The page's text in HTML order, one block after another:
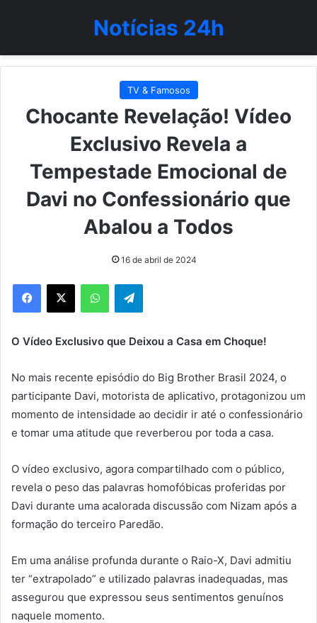
Notícias 24h
TV & Famosos
Chocante Revelação! Vídeo
Exclusivo Revela a
Tempestade Emocional de
Davi no Confessionário que
Abalou a Todos
16 de abril de 2024
WhatsAppTelegram
O Vídeo Exclusivo que Deixou a Casa em Choque!
No mais recente episódio do Big Brother Brasil 2024, o
participante Davi, motorista de aplicativo, protagonizou um
momento de intensidade ao decidir ir até o confessionário
e tomar uma atitude que reverberou por toda a casa.
O vídeo exclusivo, agora compartilhado com o público,
revela o peso das palavras homofóbicas proferidas por
Davi durante uma acalorada discussão com Nizam após a
formação do terceiro Paredão.
Em uma análise profunda durante o Raio-X, Davi admitiu
ter “extrapolado” e utilizado palavras inadequadas, mas
assegurou que expressou seus sentimentos genuínos
naquele momento.